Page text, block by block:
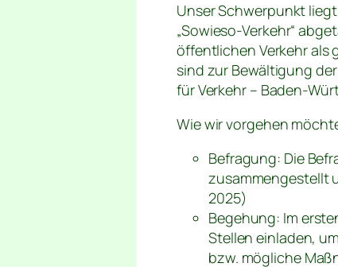
Unser Schwerpunkt
„Sowieso-Verkehr“
öffentlichen Verkehr als
sind zur Bewältigung
für Verkehr – Baden-
Wie wir vorgehen
Befragung: Die
zusammengestellt
2025)
Begehung: Im
Stellen einladen,
bzw. mögliche